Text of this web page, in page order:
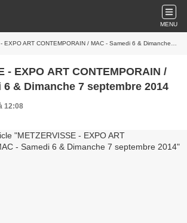
MENU
ART CONTEMPORAIN / MAC - Samedi 6 & Dimanche 7 septembre 2014
- EXPO ART CONTEMPORAIN /
6 & Dimanche 7 septembre 2014
12:08